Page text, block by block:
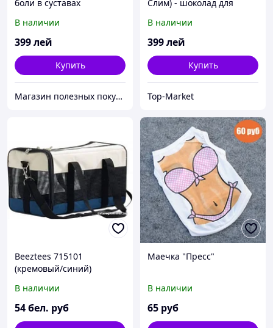
боли в суставах
В наличии
399лей
Купить
Магазин полезных покупок "Goodbuy"
Слим) - шоколад для
В наличии
399лей
Купить
Top-Market
Beeztees 715101
(кремовый/синий)
В наличии
54бел. руб
Маечка "Пресс"
В наличии
65 руб